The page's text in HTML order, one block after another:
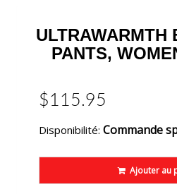
ULTRAWARMTH
PANTS,
$115.95
Disponibilité: Commande
Ajouter au